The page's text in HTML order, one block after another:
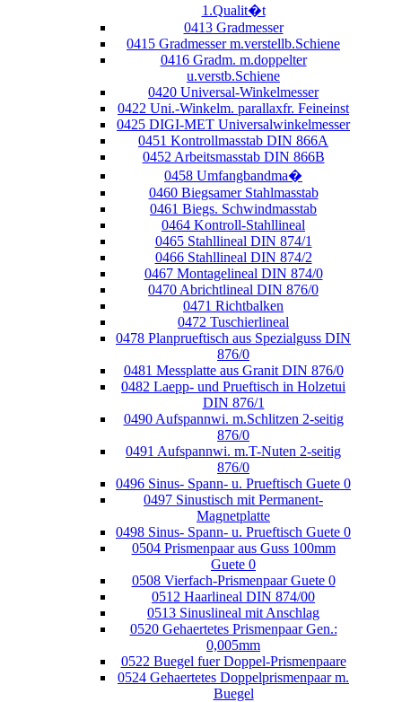
1.Qualit�t
0413 Gradmesser
0415 Gradmesser m.verstellb.Schiene
0416 Gradm. m.doppelter
u.verstb.Schiene
0420 Universal-Winkelmesser
0422 Uni.-Winkelm. parallaxfr. Feineinst
0425 DIGI-MET Universalwinkelmesser
0451 Kontrollmasstab DIN 866A
0452 Arbeitsmasstab DIN 866B
0458 Umfangbandma�
0460 Biegsamer Stahlmasstab
0461 Biegs. Schwindmasstab
0464 Kontroll-Stahllineal
0465 Stahllineal DIN 874/1
0466 Stahllineal DIN 874/2
0467 Montagelineal DIN 874/0
0470 Abrichtlineal DIN 876/0
0471 Richtbalken
0472 Tuschierlineal
0478 Planprueftisch aus Spezialguss DIN
876/0
0481 Messplatte aus Granit DIN 876/0
0482 Laepp- und Prueftisch in Holzetui
DIN 876/1
0490 Aufspannwi. m.Schlitzen 2-seitig
876/0
0491 Aufspannwi. m.T-Nuten 2-seitig
876/0
0496 Sinus- Spann- u. Prueftisch Guete 0
0497 Sinustisch mit Permanent-
Magnetplatte
0498 Sinus- Spann- u. Prueftisch Guete 0
0504 Prismenpaar aus Guss 100mm
Guete 0
0508 Vierfach-Prismenpaar Guete 0
0512 Haarlineal DIN 874/00
0513 Sinuslineal mit Anschlag
0520 Gehaertetes Prismenpaar Gen.:
0,005mm
0522 Buegel fuer Doppel-Prismenpaare
0524 Gehaertetes Doppelprismenpaar m.
Buegel